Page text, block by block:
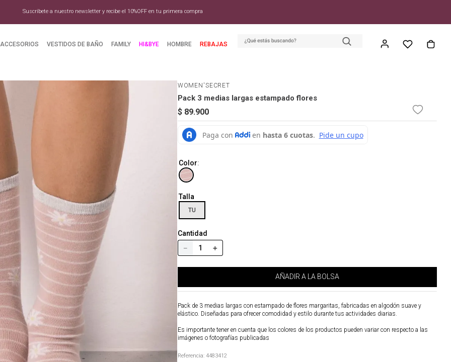
Suscríbete a nuestro newsletter y recibe el 10%OFF en tu primera compra
ACCESORIOS VESTIDOS DE BAÑO FAMILY HI&BYE HOMBRE REBAJAS
WOMEN'SECRET
Pack 3 medias largas estampado flores
$ 89.900
Color:
Talla
TU
Cantidad
＋
－
AÑADIR A LA BOLSA
Pack de 3 medias largas con estampado de flores margaritas, fabricadas en algodón suave y
elástico. Diseñadas para ofrecer comodidad y estilo durante tus actividades diarias.
Es importante tener en cuenta que los colores de los productos pueden variar con respecto a las
imágenes o fotografías publicadas
Referencia: 4483412